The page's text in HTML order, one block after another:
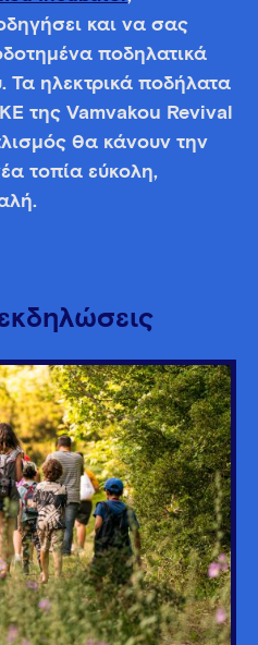
και να σας
ποδηλατικά
Τα ηλεκτρικά ποδήλατα
της Vamvakou Revival
θα κάνουν την
τοπία εύκολη,